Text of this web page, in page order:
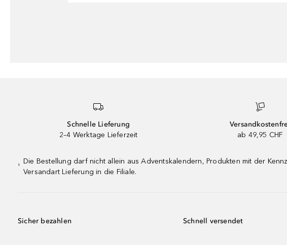
Schnelle Lieferung
2–4 Werktage Lieferzeit
ab 49,95 CHF
¹
Die Bestellung darf nicht allein aus Adventskalendern, Produkten mit der
Versandart Lieferung in die Filiale.
Sicher bezahlen Schnell versendet